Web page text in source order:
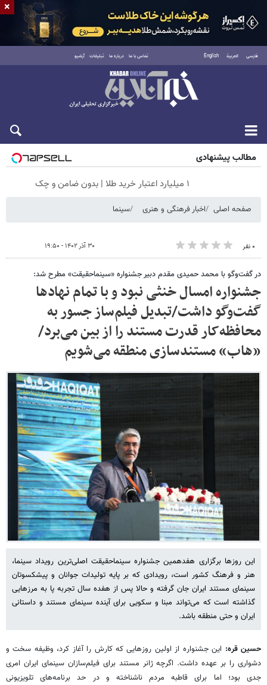
فارسی العربية English تماس با ما درباره ما تبلیغات آرشیو
جمعه ۱۶ مرداد ۱۴۰۵
مطالب پیشنهادی
۱ میلیارد اعتبار خرید طلا | بدون ضامن و چک
صفحه اصلی اخبار فرهنگی و هنری سینما
۰ نفر ۳۰ آذر ۱۴۰۲ - ۱۹:۵۰
در گفت‌وگو با محمد حمیدی مقدم دبیر جشنواره «سینماحقیقت» مطرح شد:
جشنواره امسال خنثی نبود و با تمام نهادها
گفت‌وگو داشت/تبدیل فیلم‌ساز جسور به
محافظه‌کار قدرت مستند را از بین می‌برد/
«هاب» مستندسازی منطقه می‌شویم
این روزها برگزاری هفدهمین جشنواره سینماحقیقت اصلی‌ترین رویداد سینما،
هنر و فرهنگ کشور است، رویدادی که بر پایه تولیدات جوانان و پیشکسوتان
سینمای مستند ایران جان گرفته و حالا پس از هفده سال تجربه پا به مرزهایی
گذاشته است که می‌تواند مبنا و سکویی برای آینده سینمای مستند و داستانی
ایران و حتی منطقه باشد.
حسین قره: این جشنواره از اولین روزهایی که کارش را آغاز کرد، وظیفه سخت و
دشواری را بر عهده داشت. اگرچه ژانر مستند برای فیلم‌سازان سینمای ایران امری
جدی بود؛ اما برای قاطبه مردم ناشناخته و در حد برنامه‌های تلویزیونی
×